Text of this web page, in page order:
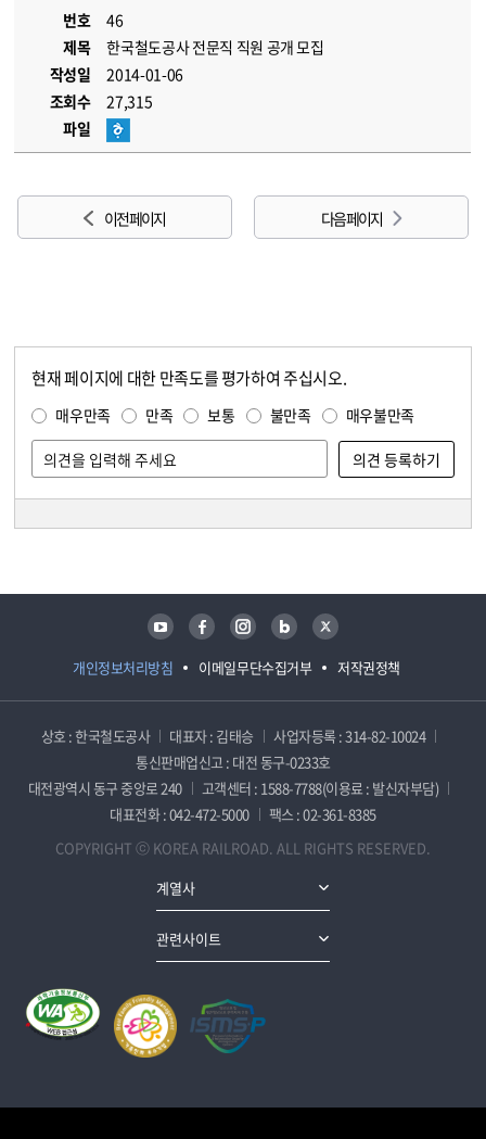
번호
46
제목
한국철도공사 전문직 직원 공개 모집
작성일
2014-01-06
조회수
27,315
파일
이전 페이지 다음 페이지
현재 페이지에 대한 만족도를 평가하여 주십시오.
매우만족 만족 보통 불만족 매우불만족
개인정보처리방침 이메일무단수집거부 저작권정책
유튜브 페이스북 인스타그램 블로그 트위터
상호 : 한국철도공사 대표자 : 김태승
사업자등록 : 314-82-10024
통신판매업신고 : 대전 동구-0233호
대전광역시 동구 중앙로 240
고객센터 : 1588-7788(이용료 : 발신자부담)
대표전화 : 042-472-5000
팩스 : 02-361-8385
COPYRIGHT ⓒ KOREA RAILROAD. ALL RIGHTS RESERVED.
계열사
관련사이트